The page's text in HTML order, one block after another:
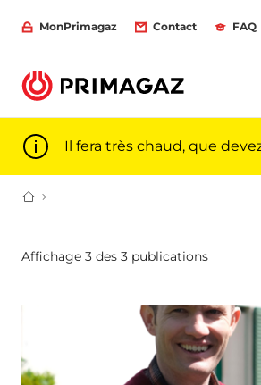
MonPrimagaz Contact FAQ
Il fera très chaud, que
Du gaz pour particuliers et professionnels |
Affichage 3 des 3 publications